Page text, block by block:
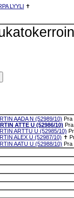
LYYLI ✝
AADA N (52989/10) Pra
ATTE U (52986/10) Pra
ARTTU U (52985/10)
ALEX U (52987/10) ✝
AATU U (52988/10) Pra